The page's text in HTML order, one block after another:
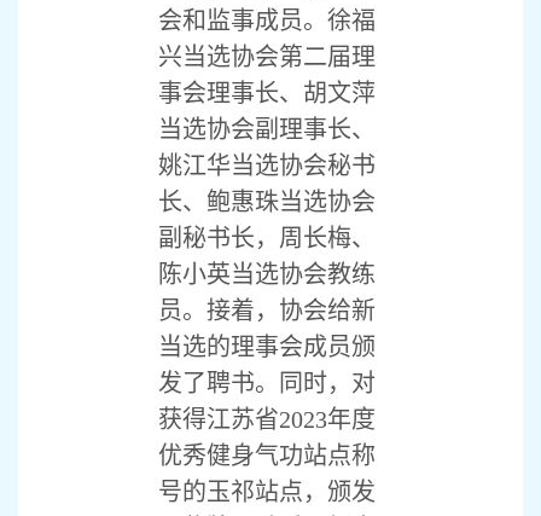
会和监事成员。徐福
兴当选协会第二届理
事会理事长、胡文萍
当选协会副理事长、
姚江华当选协会秘书
长、鲍惠珠当选协会
副秘书长，周长梅、
陈小英当选协会教练
员。接着，协会给新
当选的理事会成员颁
发了聘书。同时，对
获得江苏省2023年度
优秀健身气功站点称
号的玉祁站点，颁发